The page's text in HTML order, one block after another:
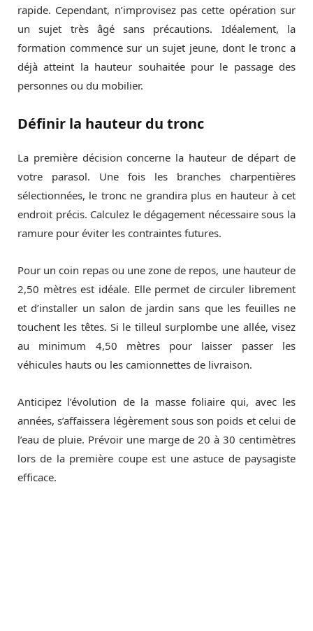
rapide. Cependant, n’improvisez pas cette opération sur
un sujet très âgé sans précautions. Idéalement, la
formation commence sur un sujet jeune, dont le tronc a
déjà atteint la hauteur souhaitée pour le passage des
personnes ou du mobilier.
Définir la hauteur du tronc
La première décision concerne la hauteur de départ de
votre parasol. Une fois les branches charpentières
sélectionnées, le tronc ne grandira plus en hauteur à cet
endroit précis. Calculez le dégagement nécessaire sous la
ramure pour éviter les contraintes futures.
Pour un coin repas ou une zone de repos, une hauteur de
2,50 mètres est idéale. Elle permet de circuler librement
et d’installer un salon de jardin sans que les feuilles ne
touchent les têtes. Si le tilleul surplombe une allée, visez
au minimum 4,50 mètres pour laisser passer les
véhicules hauts ou les camionnettes de livraison.
Anticipez l’évolution de la masse foliaire qui, avec les
années, s’affaissera légèrement sous son poids et celui de
l’eau de pluie. Prévoir une marge de 20 à 30 centimètres
lors de la première coupe est une astuce de paysagiste
efficace.